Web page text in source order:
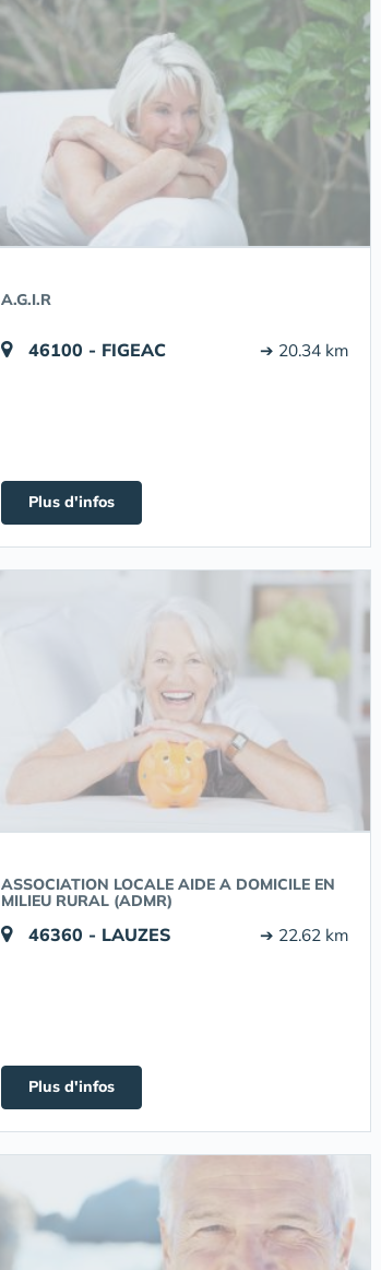
A.G.I.R
46100 - FIGEAC ➔ 20.34 km
Plus d'infos
ASSOCIATION LOCALE AIDE A DOMICILE EN
MILIEU RURAL (ADMR)
46360 - LAUZES ➔ 22.62 km
Plus d'infos